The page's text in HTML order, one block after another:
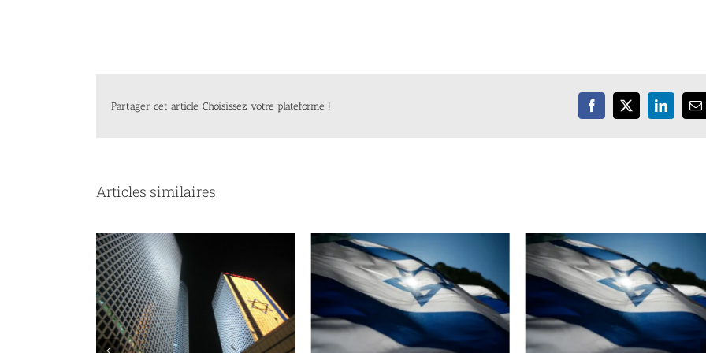
Partager cet article, Choisissez votre plateforme ! Facebook
X LinkedIn
Articles similaires